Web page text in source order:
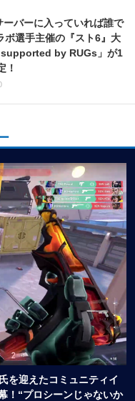
バーに入っていれば誰で
ボ選手主催の『スト6』大
supported by RUGs」が1
！
を迎えたコミュニティイ
！“プロシーンじゃないか